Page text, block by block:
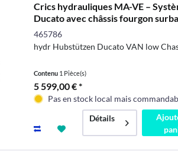
Crics hydrauliques MA-VE –
Ducato avec châssis fourgon
465786
hydr Hubstützen Ducato VAN low
Contenu 1 Pièce(s)
5 599,00 € *
Pas en stock local mais
Détails